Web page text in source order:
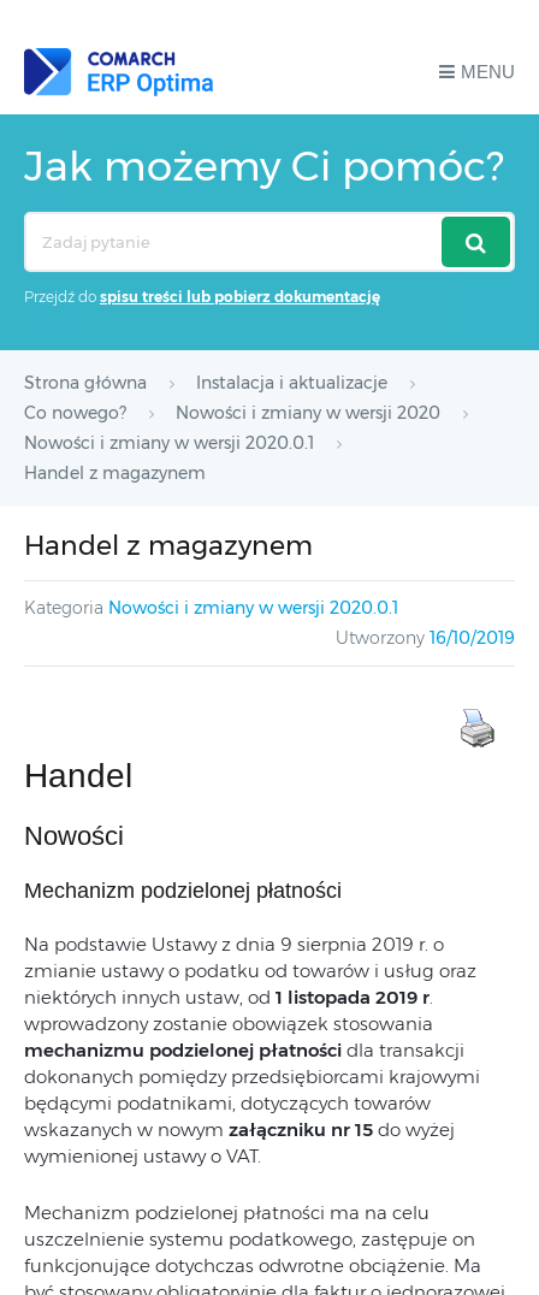
MENU
Jak możemy Ci pomóc?
Przejdź do spisu treści lub pobierz dokumentację
Strona główna
Instalacja i aktualizacje
Co nowego?
Nowości i zmiany w wersji 2020
Nowości i zmiany w wersji 2020.0.1
Handel z magazynem
Handel z magazynem
Kategoria Nowości i zmiany w wersji 2020.0.1
Utworzony 16/10/2019
Handel
Nowości
Mechanizm podzielonej płatności
Na podstawie Ustawy z dnia 9 sierpnia 2019 r. o
zmianie ustawy o podatku od towarów i usług oraz
niektórych innych ustaw, od 1 listopada 2019 r.
wprowadzony zostanie obowiązek stosowania
mechanizmu podzielonej płatności dla transakcji
dokonanych pomiędzy przedsiębiorcami krajowymi
będącymi podatnikami, dotyczących towarów
wskazanych w nowym załączniku nr 15 do wyżej
wymienionej ustawy o VAT.
Mechanizm podzielonej płatności ma na celu
uszczelnienie systemu podatkowego, zastępuje on
funkcjonujące dotychczas odwrotne obciążenie. Ma